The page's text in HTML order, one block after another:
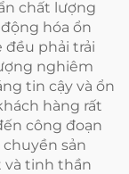
chất lượng
hóa ổn
đều phải trải
nghiêm
tin cậy và ổn
hàng rất
công đoạn
sản
và tinh thần